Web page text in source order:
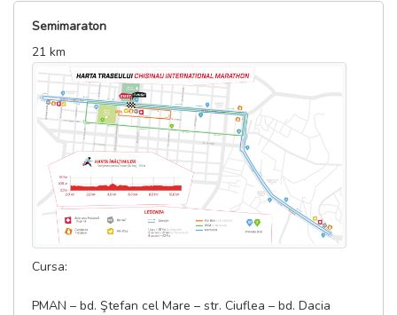
15:00 - Pasta Party
---------------------------- 24 Septembrie ------------------------
----
08:00 — 17:00 - Orele de lucru al Sport Expo;
06:00 — 08:00 - Orele de distribuire a pachetelor de start doar
pentru participanții nerezidenți;
08:00 — 08:40 - Alinierea participanților în zona de start;
08:30 — 08:40 - Ceremonia oficială de deschidere;
08:50 - Încălzire;
08:55 - Start pentru sportivii în scaune cu rotile la 5 km, 10 km,
21 km, 42 km;
09:00 - Startul curselor de 5 km, 10 km, 21 km, 42 km, ;
09:45 - Limita de timp pentru cursa de 5 km;
12:00 - Limita de timp pentru cursa de semimaraton (21 km 0975
Semimaraton
21 km
Cursa:
PMAN – bd. Ştefan cel Mare – str. Ciuflea – bd. Dacia